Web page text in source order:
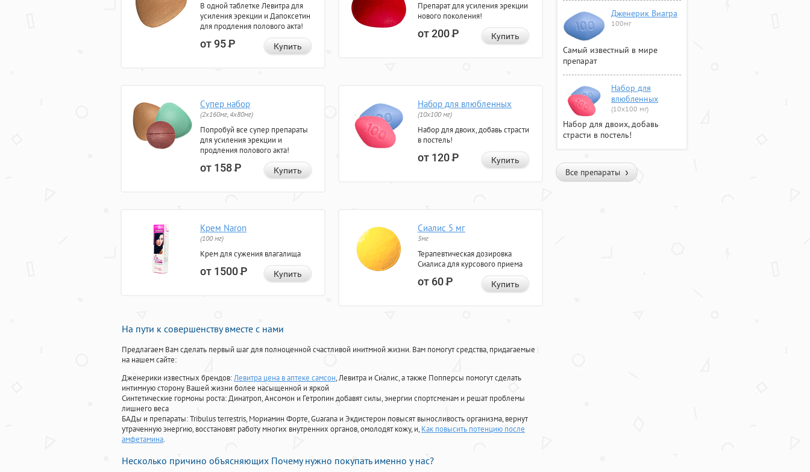
В одной таблетке Левитра для
усиления эрекции и Дапоксетин
для продления полового акта!
от 95Р Купить
Препарат для усиления эрекции
нового поколения!
от 200Р Купить
Супер набор
(2х160мг, 4х80мг)
Попробуй все супер препараты
для усиления эрекции и
продления полового акта!
от 158Р Купить
Набор для влюбленных
(10х100 мг)
Набор для двоих, добавь страсти
в постель!
от 120Р Купить
Крем Naron
(100 мг)
Крем для сужения влагалища
от 1500Р Купить
Сиалис 5 мг
5мг
Терапевтическая дозировка
Сиалиса для курсового приема
от 60Р Купить
На пути к совершенству вместе с нами
Предлагаем Вам сделать первый шаг для полноценной счастливой инитмной жизни. Вам помогут средства, придагаемые
на нашем сайте:
Дженерики известных брендов:Левитра цена в аптеке самсон, Левитра и Сиалис, а также Попперсы помогут сделать
интимную сторону Вашей жизни более насыщенной и яркой
Синтетические гормоны роста: Динатроп, Ансомон и Гетропин добавят силы, энергии спортсменам и решат проблемы
лишнего веса
БАДы и препараты:Tribulus terrestris, Мориамин Форте, Guarana и Экдистерон повысят выносливость организма, вернут
утраченную энергию, восстановят работу многих внутренних органов, омолодят кожу, и, Как повысить потенцию после
амфетамина.
Несколько причино объясняющих Почему нужно покупать именно у нас?
Дженерик Виагра
100мг
Самый известный в мире
препарат
Набор для
влюбленных
(10х100 мг)
Набор для двоих, добавь
страсти в постель!
Все препараты